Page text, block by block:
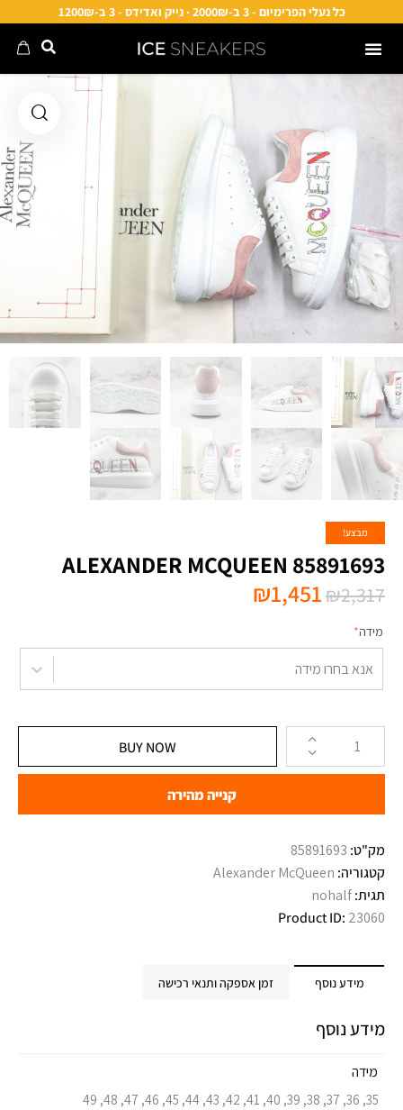
כל נעלי הפרימיום - 3 ב-2000₪ · נייק ואדידס - 3 ב-1200₪
מבצע!
ALEXANDER MCQUEEN 85891693
₪2,317
₪1,451
מידה*
אנא בחרו מידה
BUY NOW
קנייה מהירה
מק"ט: 85891693
קטגוריה: Alexander McQueen
תגית:nohalf
Product ID: 23060
מידע נוסף זמן אספקה ותנאי רכישה
מידע נוסף
מידה
35, 36, 37, 38, 39, 40, 41, 42, 43, 44, 45, 46, 47, 48, 49